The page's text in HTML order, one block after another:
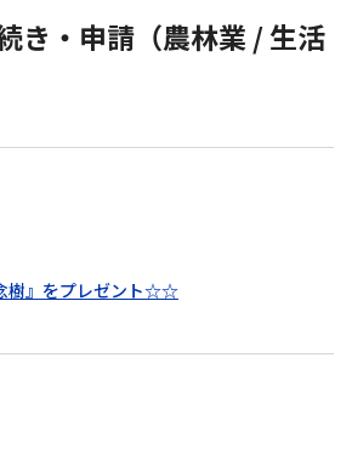
き・申請（農林業 / 生活
樹』をプレゼント☆☆